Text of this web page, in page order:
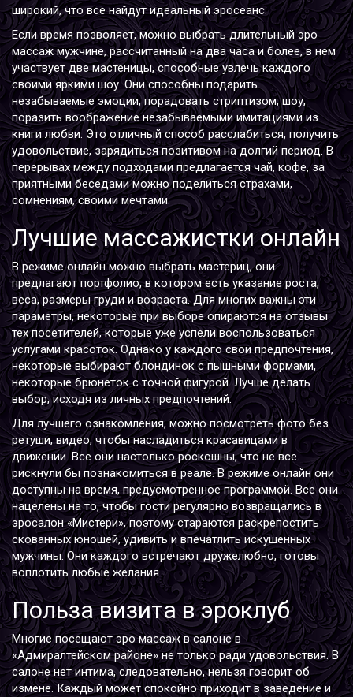
широкий, что все найдут идеальный эросеанс.
Если время позволяет, можно выбрать длительный эро
массаж мужчине, рассчитанный на два часа и более, в нем
участвует две мастеницы, способные увлечь каждого
своими яркими шоу. Они способны подарить
незабываемые эмоции, порадовать стриптизом, шоу,
поразить воображение незабываемыми имитациями из
книги любви. Это отличный способ расслабиться, получить
удовольствие, зарядиться позитивом на долгий период. В
перерывах между подходами предлагается чай, кофе, за
приятными беседами можно поделиться страхами,
сомнениям, своими мечтами.
Лучшие массажистки онлайн
В режиме онлайн можно выбрать мастериц, они
предлагают портфолио, в котором есть указание роста,
веса, размеры груди и возраста. Для многих важны эти
параметры, некоторые при выборе опираются на отзывы
тех посетителей, которые уже успели воспользоваться
услугами красоток. Однако у каждого свои предпочтения,
некоторые выбирают блондинок с пышными формами,
некоторые брюнеток с точной фигурой. Лучше делать
выбор, исходя из личных предпочтений.
Для лучшего ознакомления, можно посмотреть фото без
ретуши, видео, чтобы насладиться красавицами в
движении. Все они настолько роскошны, что не все
рискнули бы познакомиться в реале. В режиме онлайн они
доступны на время, предусмотренное программой. Все они
нацелены на то, чтобы гости регулярно возвращались в
эросалон «Мистери», поэтому стараются раскрепостить
скованных юношей, удивить и впечатлить искушенных
мужчины. Они каждого встречают дружелюбно, готовы
воплотить любые желания.
Польза визита в эроклуб
Многие посещают эро массаж в салоне в
«Адмиралтейском районе» не только ради удовольствия. В
салоне нет интима, следовательно, нельзя говорит об
измене. Каждый может спокойно приходит в заведение и